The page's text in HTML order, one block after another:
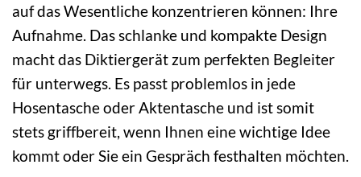
auf das Wesentliche konzentrieren können: Ihre
Aufnahme. Das schlanke und kompakte Design
macht das Diktiergerät zum perfekten Begleiter
für unterwegs. Es passt problemlos in jede
Hosentasche oder Aktentasche und ist somit
stets griffbereit, wenn Ihnen eine wichtige Idee
kommt oder Sie ein Gespräch festhalten möchten.